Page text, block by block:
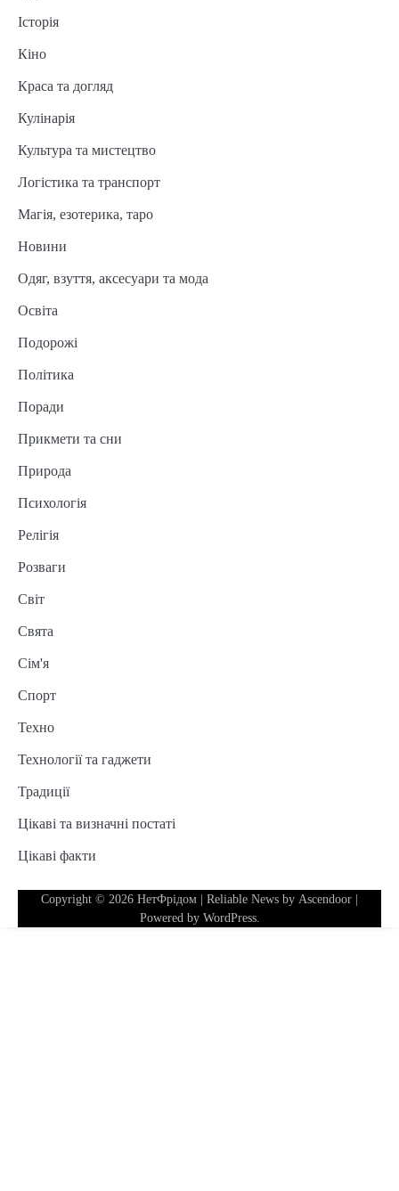
Історія
Кіно
Краса та догляд
Кулінарія
Культура та мистецтво
Логістика та транспорт
Магія, езотерика, таро
Новини
Одяг, взуття, аксесуари та мода
Освіта
Подорожі
Політика
Поради
Прикмети та сни
Природа
Психологія
Релігія
Розваги
Світ
Свята
Сім'я
Спорт
Техно
Технології та гаджети
Традиції
Цікаві та визначні постаті
Цікаві факти
Copyright © 2026 НетФрідом | Reliable News by Ascendoor
Powered by WordPress.